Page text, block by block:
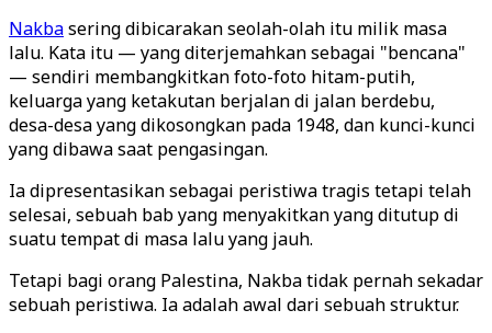
Nakbasering dibicarakan seolah-olah itu milik masa
lalu. Kata itu — yang diterjemahkan sebagai "bencana"
— sendiri membangkitkan foto-foto hitam-putih,
keluarga yang ketakutan berjalan di jalan berdebu,
desa-desa yang dikosongkan pada 1948, dan kunci-kunci
yang dibawa saat pengasingan.
Ia dipresentasikan sebagai peristiwa tragis tetapi telah
selesai, sebuah bab yang menyakitkan yang ditutup di
suatu tempat di masa lalu yang jauh.
Tetapi bagi orang Palestina, Nakba tidak pernah sekadar
sebuah peristiwa. Ia adalah awal dari sebuah struktur.